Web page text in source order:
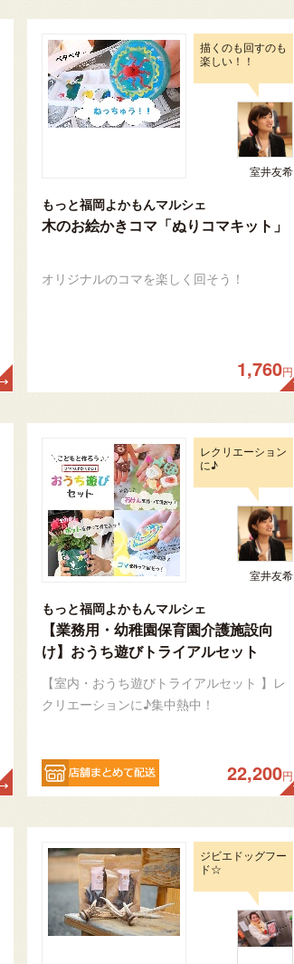
描くのも回すのも
楽しい！！
室井友希
もっと福岡よかもんマルシェ
木のお絵かきコマ「ぬりコマキット」
オリジナルのコマを楽しく回そう！
1,760円
レクリエーション
に♪
室井友希
もっと福岡よかもんマルシェ
【業務用・幼稚園保育園介護施設向
け】おうち遊びトライアルセット
【室内・おうち遊びトライアルセット 】レ
クリエーションに♪集中熱中！
22,200円
ジビエドッグフー
ド☆